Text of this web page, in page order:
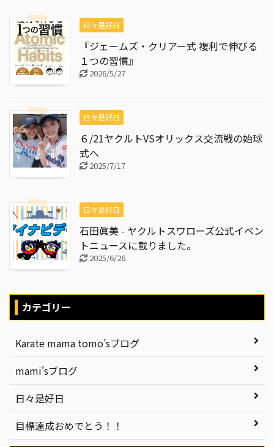
日々是好日
『ジェームズ・クリアー式 複利で伸びる
１つの習慣』
2026/5/27
日々是好日
６/21ヤクルトVSオリックス交流戦の始球
式へ
2025/7/17
日々是好日
石田眞美 - ヤクルトスワローズ公式イベン
トニュースに載りました。
2025/6/26
カテゴリー
Karate mama tomo’sブログ
mami'sブログ
日々是好日
目標達成おめでとう！！